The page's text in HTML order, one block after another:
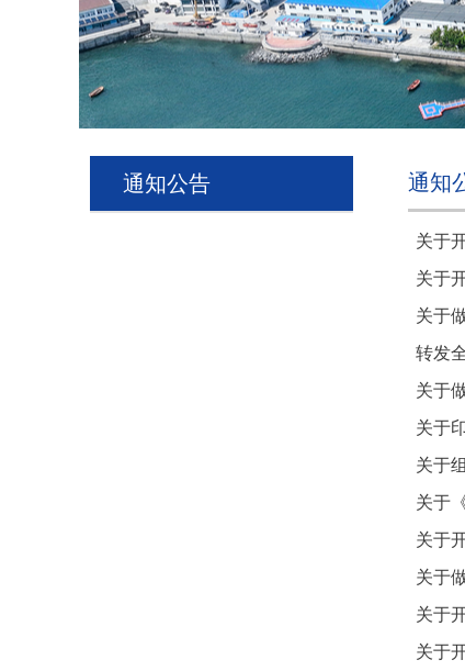
通知公告 通知
关于
关于
关于
转发
关于
关于
关于
关于
关于
关于
关于
关于